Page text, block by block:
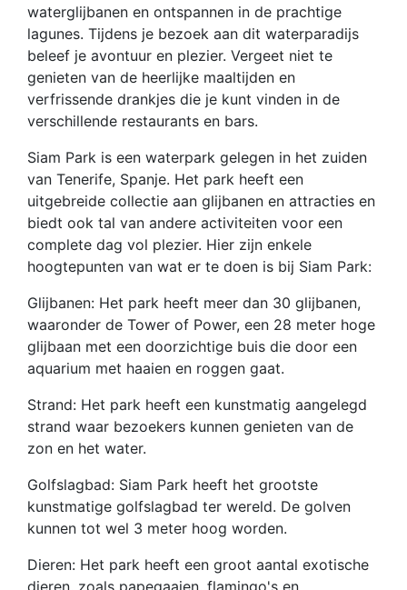
waterglijbanen en ontspannen in de prachtige
lagunes. Tijdens je bezoek aan dit waterparadijs
beleef je avontuur en plezier. Vergeet niet te
genieten van de heerlijke maaltijden en
verfrissende drankjes die je kunt vinden in de
verschillende restaurants en bars.
Siam Park is een waterpark gelegen in het zuiden
van Tenerife, Spanje. Het park heeft een
uitgebreide collectie aan glijbanen en attracties en
biedt ook tal van andere activiteiten voor een
complete dag vol plezier. Hier zijn enkele
hoogtepunten van wat er te doen is bij Siam Park:
Glijbanen: Het park heeft meer dan 30 glijbanen,
waaronder de Tower of Power, een 28 meter hoge
glijbaan met een doorzichtige buis die door een
aquarium met haaien en roggen gaat.
Strand: Het park heeft een kunstmatig aangelegd
strand waar bezoekers kunnen genieten van de
zon en het water.
Golfslagbad: Siam Park heeft het grootste
kunstmatige golfslagbad ter wereld. De golven
kunnen tot wel 3 meter hoog worden.
Dieren: Het park heeft een groot aantal exotische